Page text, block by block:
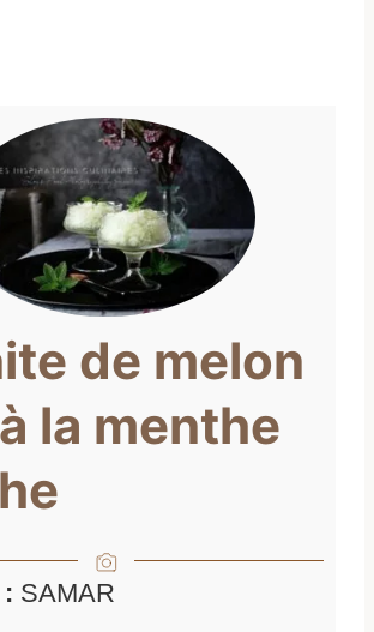
de melon
la menthe
SAMAR